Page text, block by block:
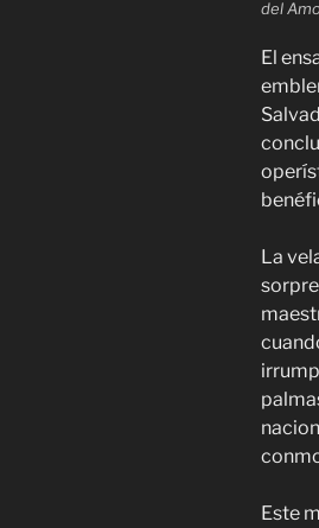
del
El
La
Este